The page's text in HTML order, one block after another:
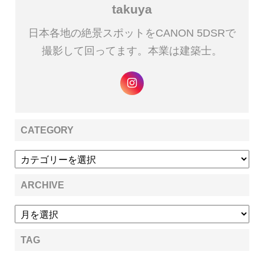
takuya
日本各地の絶景スポットをCANON 5DSRで
撮影して回ってます。本業は建築士。
CATEGORY
ARCHIVE
TAG